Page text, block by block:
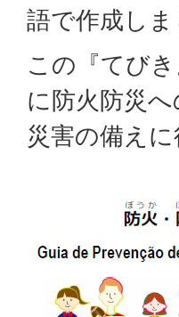
語で作成しま
この『てび
に防火防災
災害の備え